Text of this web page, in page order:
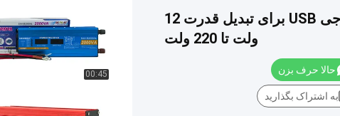
اینورتر موج سینوس اصلاح شده 5000 وات با صفحه نمایش LED و خروجی USB برای تبدیل قدرت 12
ولت تا 220 ولت
حالا حرف بزن
به اشتراک بگذارید
00:45